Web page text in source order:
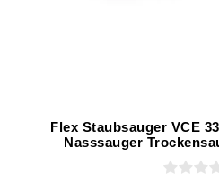
Flex Staubsauger VCE
Nasssauger